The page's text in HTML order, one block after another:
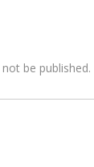
be published.